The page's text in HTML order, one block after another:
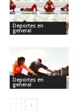
Deportes en
general
Deportes en
general